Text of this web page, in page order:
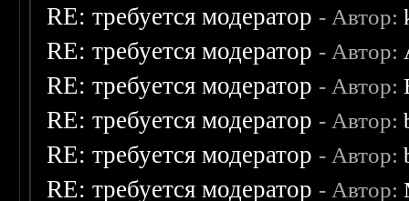
RE: требуется модератор - Автор:
RE: требуется модератор - Автор:
RE: требуется модератор - Автор:
RE: требуется модератор - Автор:
RE: требуется модератор - Автор:
RE: требуется модератор - Автор: